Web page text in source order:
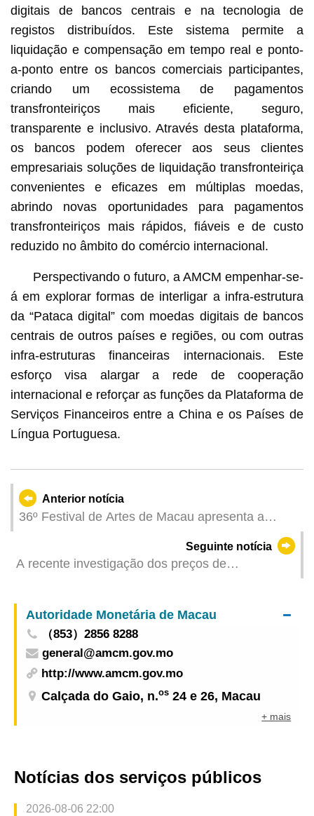
digitais de bancos centrais e na tecnologia de
registos distribuídos. Este sistema permite a
liquidação e compensação em tempo real e ponto-
a-ponto entre os bancos comerciais participantes,
criando um ecossistema de pagamentos
transfronteiriços mais eficiente, seguro,
transparente e inclusivo. Através desta plataforma,
os bancos podem oferecer aos seus clientes
empresariais soluções de liquidação transfronteiriça
convenientes e eficazes em múltiplas moedas,
abrindo novas oportunidades para pagamentos
transfronteiriços mais rápidos, fiáveis e de custo
reduzido no âmbito do comércio internacional.
Perspectivando o futuro, a AMCM empenhar-se-
á em explorar formas de interligar a infra-estrutura
da “Pataca digital” com moedas digitais de bancos
centrais de outros países e regiões, ou com outras
infra-estruturas financeiras internacionais. Este
esforço visa alargar a rede de cooperação
internacional e reforçar as funções da Plataforma de
Serviços Financeiros entre a China e os Países de
Língua Portuguesa.
Anterior notícia
36º Festival de Artes de Macau apresenta a
ópera cantonense Coração de Lótus Bilhetes à
venda através da plataforma Cotai Ticketing
Seguinte notícia
A recente investigação dos preços de
efeitos de comparação
Autoridade Monetária de Macau
（853）2856 8288
general@amcm.gov.mo
http://www.amcm.gov.mo
Calçada do Gaio, n.os 24 e 26, Macau
+ mais
Notícias dos serviços públicos
2026-08-06 22:00